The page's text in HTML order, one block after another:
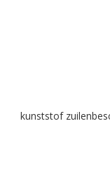
kunststof